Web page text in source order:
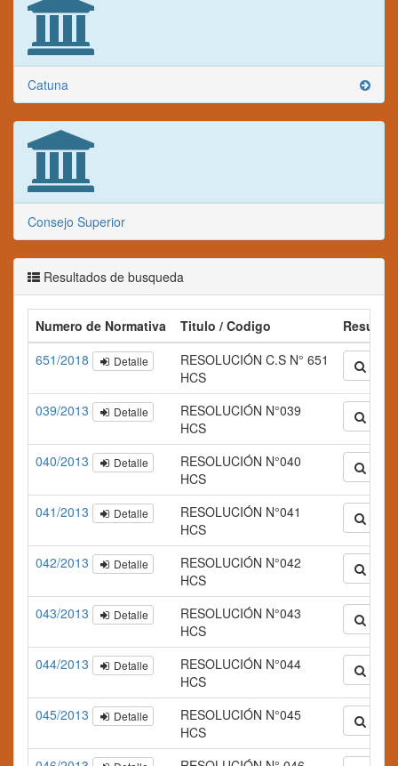
Catuna
Consejo Superior
Resultados de busqueda
Numero de Normativa Titulo / Codigo
651/2018
Detalle
RESOLUCIÓN C.S N° 651
HCS
039/2013 Detalle
RESOLUCIÓN N°039
HCS
040/2013 Detalle
RESOLUCIÓN N°040
HCS
041/2013 Detalle
RESOLUCIÓN N°041
HCS
042/2013 Detalle
RESOLUCIÓN N°042
HCS
043/2013 Detalle
RESOLUCIÓN N°043
HCS
044/2013 Detalle
RESOLUCIÓN N°044
HCS
045/2013 Detalle
RESOLUCIÓN N°045
HCS